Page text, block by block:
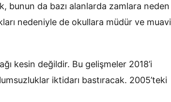
bunun da bazı alanlarda zamlara neden
nedeniyle de okullara müdür ve
kesin değildir. Bu gelişmeler 2018’i
iktidarı bastıracak. 2005’teki